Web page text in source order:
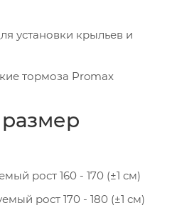
установки крыльев и
тормоза Promax
рост 160 - 170 (±1 см)
рост 170 - 180 (±1 см)